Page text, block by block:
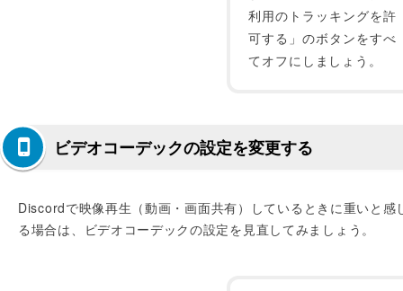
利用のトラッキングを許
可する」のボタンをすべ
てオフにしましょう。
ビデオコーデックの設定を変更する
Discordで映像再生（動画・画面共有）しているときに重いと感
る場合は、ビデオコーデックの設定を見直してみましょう。